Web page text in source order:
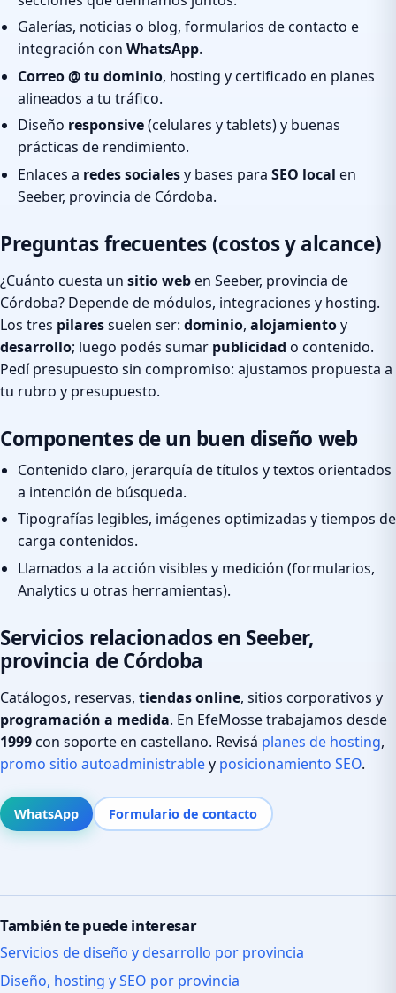
Galerías, noticias o blog, formularios de contacto e
integración con WhatsApp.
Correo @ tu dominio, hosting y certificado en planes
alineados a tu tráfico.
Diseño responsive(celulares y tablets) y buenas
prácticas de rendimiento.
Enlaces a redes socialesy bases para SEO local en
Seeber, provincia de Córdoba.
Preguntas frecuentes (costos y alcance)
¿Cuánto cuesta un sitio weben Seeber, provincia de
Córdoba? Depende de módulos, integraciones y hosting.
Los tres pilaressuelen ser: dominio, alojamientoy
desarrollo; luego podés sumar publicidad o contenido.
Pedí presupuesto sin compromiso: ajustamos propuesta a
tu rubro y presupuesto.
Componentes de un buen diseño web
Contenido claro, jerarquía de títulos y textos orientados
a intención de búsqueda.
Tipografías legibles, imágenes optimizadas y tiempos de
carga contenidos.
Llamados a la acción visibles y medición (formularios,
Analytics u otras herramientas).
Servicios relacionados en Seeber,
provincia de Córdoba
Catálogos, reservas, tiendas online, sitios corporativos y
programación a medida. En EfeMosse trabajamos desde
1999con soporte en castellano. Revisá planes de hosting,
promo sitio autoadministrabley posicionamiento SEO.
WhatsApp Formulario de contacto
También te puede interesar
Servicios de diseño y desarrollo por provincia
Diseño, hosting y SEO por provincia